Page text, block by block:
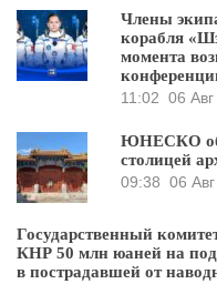
Члены
корабля
момента
11:02 06
ЮНЕСКО
столицей
09:38 06
Государственный
КНР 50 млн юаней на
в пострадавшей от